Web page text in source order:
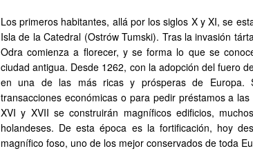
Los primeros habitantes, allá por los siglos X y XI, se
Isla de la Catedral (Ostrów Tumski). Tras la invasión
Odra comienza a florecer, y se forma lo que se
ciudad antigua. Desde 1262, con la adopción del fuero
en una de las más ricas y prósperas de Europa.
transacciones económicas o para pedir préstamos a
XVI y XVII se construirán magníficos edificios,
holandeses. De esta época es la fortificación, hoy
magnífico foso, uno de los mejor conservados de toda